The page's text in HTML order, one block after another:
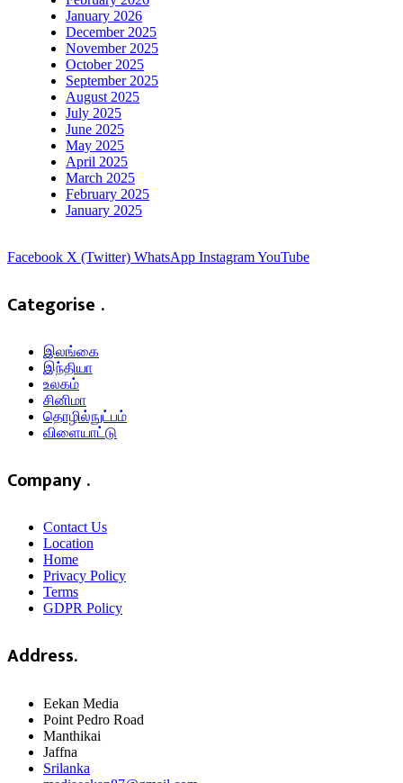
January 2026
December 2025
November 2025
October 2025
September 2025
August 2025
July 2025
June 2025
May 2025
April 2025
March 2025
February 2025
January 2025
Facebook X (Twitter) WhatsApp InstagramYouTube
Categorise .
இலங்கை
இந்தியா
உலகம்
சினிமா
தொழில்நுட்பம்
விளையாட்டு
Company .
Contact Us
Location
Home
Privacy Policy
Terms
GDPR Policy
Address.
Eekan Media
Point Pedro Road
Manthikai
Jaffna
Srilanka